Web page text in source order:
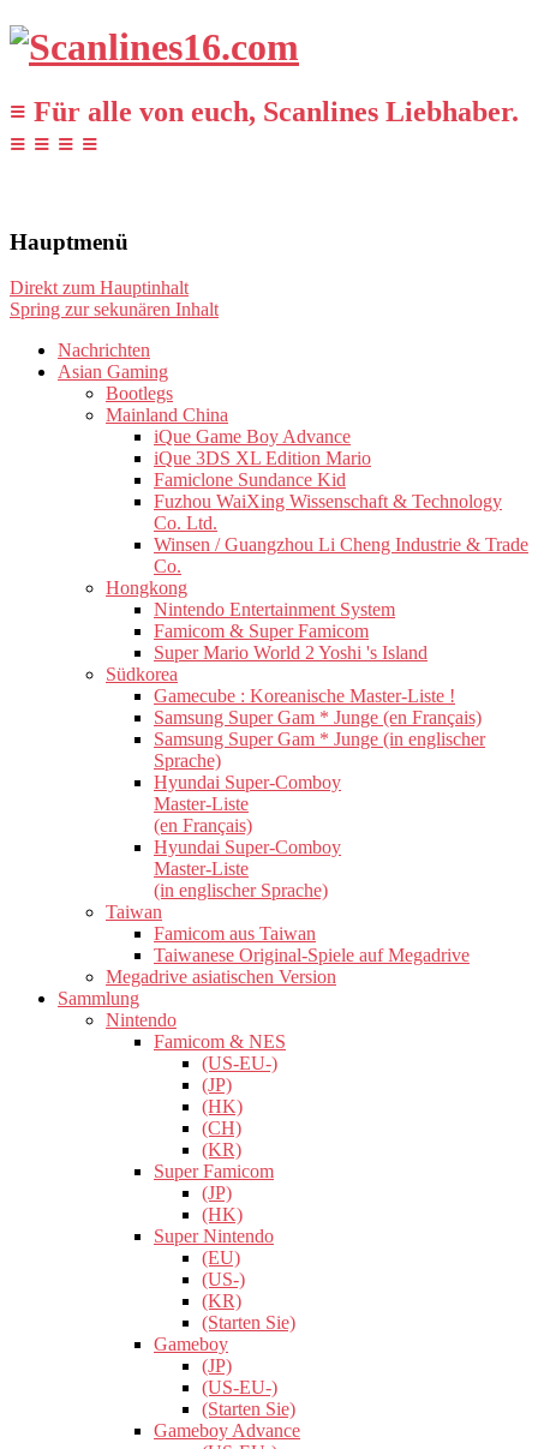
≡ Für alle von euch, Scanlines Liebhaber.
≡ ≡ ≡ ≡
Hauptmenü
Direkt zum Hauptinhalt
Spring zur sekunären Inhalt
Nachrichten
Asian Gaming
Bootlegs
Mainland China
iQue Game Boy Advance
iQue 3DS XL Edition Mario
Famiclone Sundance Kid
Fuzhou WaiXing Wissenschaft & Technology
Co. Ltd.
Winsen / Guangzhou Li Cheng Industrie & Trade
Co.
Hongkong
Nintendo Entertainment System
Famicom & Super Famicom
Super Mario World 2 Yoshi 's Island
Südkorea
Gamecube : Koreanische Master-Liste !
Samsung Super Gam * Junge (en Français)
Samsung Super Gam * Junge (in englischer
Sprache)
Hyundai Super-Comboy
Master-Liste
(en Français)
Hyundai Super-Comboy
Master-Liste
(in englischer Sprache)
Taiwan
Famicom aus Taiwan
Taiwanese Original-Spiele auf Megadrive
Megadrive asiatischen Version
Sammlung
Nintendo
Famicom & NES
(US-EU-)
(JP)
(HK)
(CH)
(KR)
Super Famicom
(JP)
(HK)
Super Nintendo
(EU)
(US-)
(KR)
(Starten Sie)
Gameboy
(JP)
(US-EU-)
(Starten Sie)
Gameboy Advance